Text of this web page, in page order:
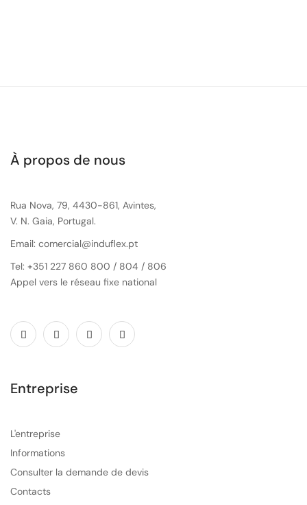
À propos de nous
Rua Nova, 79, 4430-861, Avintes,
V. N. Gaia, Portugal.
Email: comercial@induflex.pt
Tel: +351 227 860 800 / 804 / 806
Appel vers le réseau fixe national
Entreprise
L'entreprise
Informations
Consulter la demande de devis
Contacts